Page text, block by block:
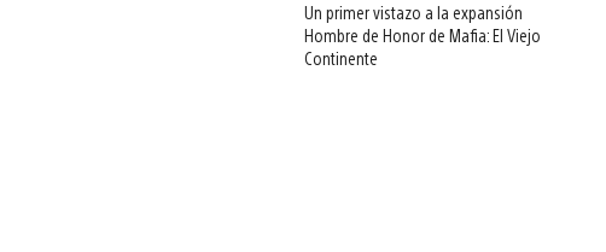
Un primer vistazo a la expansión
Hombre de Honor de Mafia: El Viejo
Continente